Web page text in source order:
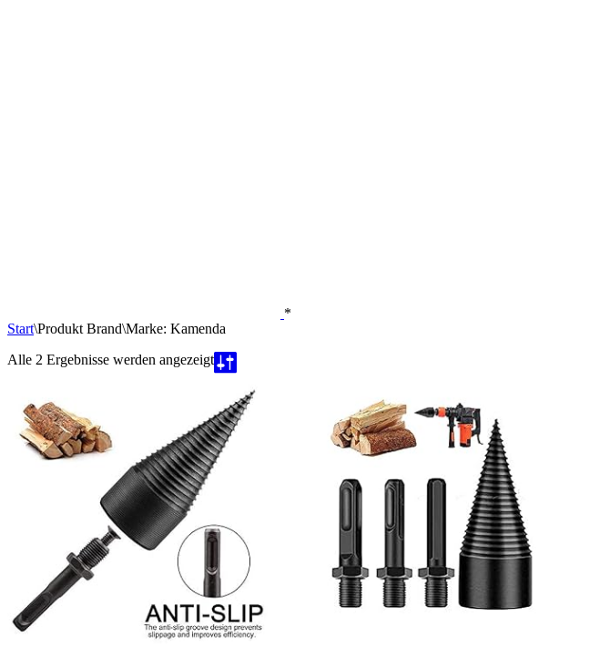
*
Start\Produkt Brand\Marke: Kamenda
Alle 2 Ergebnisse werden angezeigtNach
Beliebtheit
sortiert